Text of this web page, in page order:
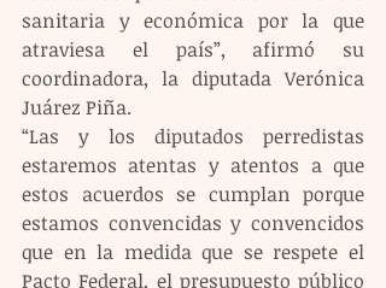
sanitaria y económica por la que
atraviesa el país”, afirmó su
coordinadora, la diputada Verónica
Juárez Piña.
“Las y los diputados perredistas
estaremos atentas y atentos a que
estos acuerdos se cumplan porque
estamos convencidas y convencidos
que en la medida que se respete el
Pacto Federal, el presupuesto público